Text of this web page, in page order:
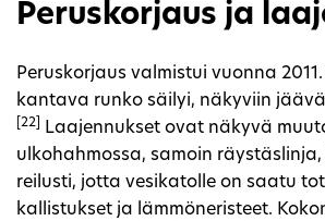
Peruskorjaus ja
Peruskorjaus valmistui vuonna
kantava runko säilyi, näkyviin
[22]
Laajennukset ovat näkyvä
ulkohahmossa, samoin
reilusti, jotta vesikatolle on saatu
kallistukset ja lämmöneristeet.